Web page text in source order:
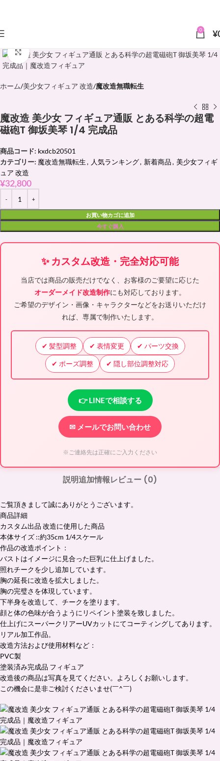
0 ¥
クリックで拡大
ホーム 美少女フィギュア 改造 魔改造無職転生
魔改造 美少女 フィギュア通販 とある科学の超電
磁砲T 御坂美琴 1/4 完成品
商品コード: kxdcb20501
カテゴリー: 魔改造無職転生, 人気ランキング, 新着商品, 美少女フィギ
ュア 改造
¥32,800
お買い物カゴに追加
今すぐ購入
✨ カスタム改造・完全対応可能
当店では商品の販売だけでなく、お客様のご要望に応じた
オーダーメイド改造制作にも対応しております。
ご希望のデザイン・画像・キャラクターなどをお送りいただけ
れば、専属で制作いたします。
✔ 髪型調整 ✔ 表情変更 ✔ パーツ交換
✔ ポーズ調整 ✔ 隠し部位調整対応
👉 LINEで相談する
✉ メールでお問い合わせ
※ご連絡先は正確にご入力ください
説明追加情報レビュー (0)
ご覧頂きまして誠にありがとうございます。
商品詳細
カスタム出品 改造に使用した商品
本体サイズ ::約35cm 1/4スケール
作品の改造ポイント：
バストはイメージに見合った巨乳に仕上げました。
照れチークを少し追加しています。
胸の延長に改造を拡大しました。
胸の完璧さを体現しています。
下半身を改造して、チークを塗ります。
顔と体の色味が合うようにリペイント塗装を致しました。
仕上げにスーパークリアーUVカットにてコーティングしてあります。
リアル加工作品。
改造方法および使用材料など：
PVC製
塗装済み完成品 フィギュア
改造後の商品は写真を見てください。よろしくお願いします。
この機会に是非ご検討くださいませ(￣^￣)ゞ